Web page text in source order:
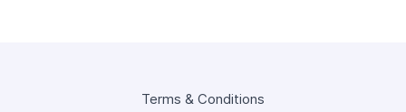
Terms & Conditions